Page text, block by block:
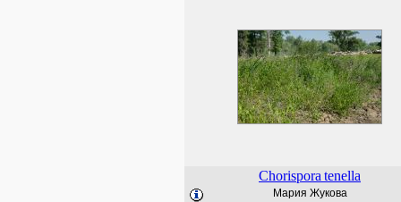
Chorispora tenella
Мария Жукова